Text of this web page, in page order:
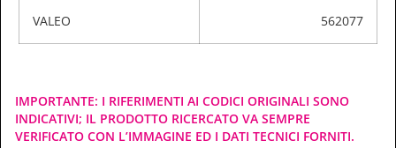
VALEO 562077
IMPORTANTE: I RIFERIMENTI AI CODICI ORIGINALI SONO
INDICATIVI; IL PRODOTTO RICERCATO VA SEMPRE
VERIFICATO CON L’IMMAGINE ED I DATI TECNICI FORNITI.